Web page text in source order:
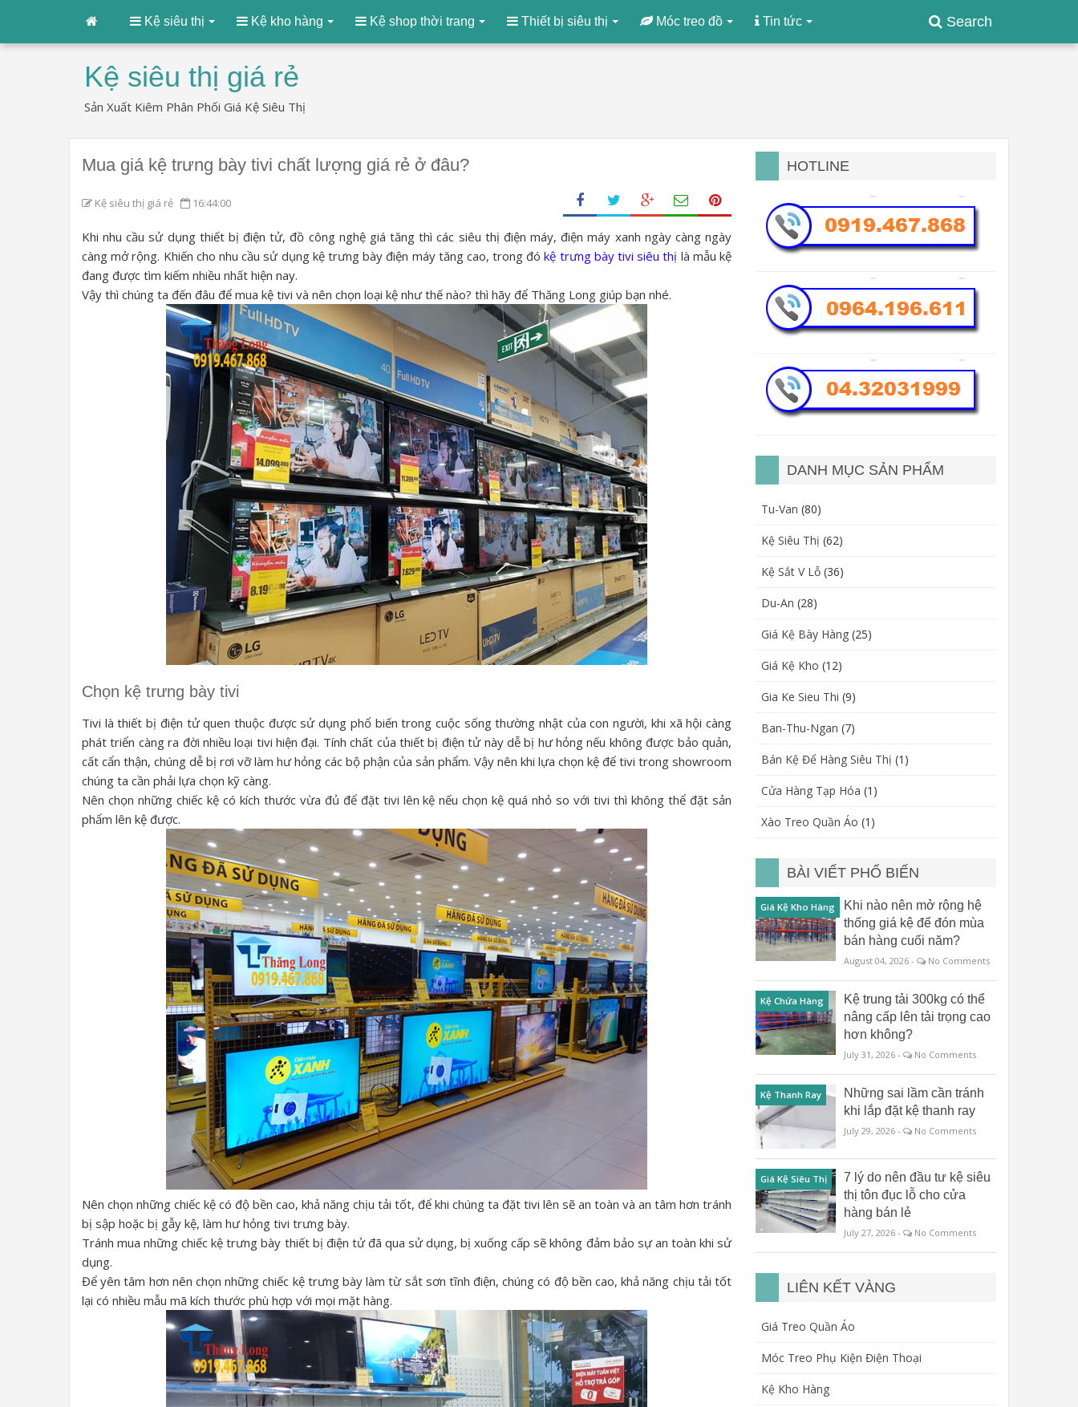
Search
Kệ siêu thị Kệ kho hàng Kệ shop thời trang Thiết bị siêu thị Móc treo đồ Tin tức
Kệ siêu thị giá rẻ
Sản Xuất Kiêm Phân Phối Giá Kệ Siêu Thị
Mua giá kệ trưng bày tivi chất lượng giá rẻ ở đâu?
Kệ siêu thị giá rẻ 16:44:00
Khi nhu cầu sử dụng thiết bị điện tử, đồ công nghệ giá tăng thì các siêu thị điện máy, điện máy xanh ngày càng ngày
càng mở rộng. Khiến cho nhu cầu sử dụng kệ trưng bày điện máy tăng cao, trong đókệ trưng bày tivi siêu thị là mẫu kệ
đang được tìm kiếm nhiều nhất hiện nay.
Vậy thì chúng ta đến đâu để mua kệ tivi và nên chọn loại kệ như thế nào? thì hãy để Thăng Long giúp bạn nhé.
Chọn kệ trưng bày tivi
Tivi là thiết bị điện tử quen thuộc được sử dụng phổ biến trong cuộc sống thường nhật của con người, khi xã hội càng
phát triển càng ra đời nhiều loại tivi hiện đại. Tính chất của thiết bị điện tử này dễ bị hư hỏng nếu không được bảo quản,
cất cẩn thận, chúng dễ bị rơi vỡ làm hư hỏng các bộ phận của sản phẩm. Vậy nên khi lựa chọn kệ để tivi trong showroom
chúng ta cần phải lựa chọn kỹ càng.
Nên chọn những chiếc kệ có kích thước vừa đủ để đặt tivi lên kệ nếu chọn kệ quá nhỏ so với tivi thì không thể đặt sản
phẩm lên kệ được.
Nên chọn những chiếc kệ có độ bền cao, khả năng chịu tải tốt, để khi chúng ta đặt tivi lên sẽ an toàn và an tâm hơn tránh
bị sập hoặc bị gẫy kệ, làm hư hỏng tivi trưng bày.
Tránh mua những chiếc kệ trưng bày thiết bị điện tử đã qua sử dụng, bị xuống cấp sẽ không đảm bảo sự an toàn khi sử
dụng.
Để yên tâm hơn nên chọn những chiếc kệ trưng bày làm từ sắt sơn tĩnh điện, chúng có độ bền cao, khả năng chịu tải tốt
lại có nhiều mẫu mã kích thước phù hợp với mọi mặt hàng.
HOTLINE
DANH MỤC SẢN PHẨM
Tu-Van (80)
Kệ Siêu Thị (62)
Kệ Sắt V Lỗ (36)
Du-An (28)
Giá Kệ Bày Hàng (25)
Giá Kệ Kho (12)
Gia Ke Sieu Thi (9)
Ban-Thu-Ngan (7)
Bán Kệ Để Hàng Siêu Thị (1)
Cửa Hàng Tạp Hóa (1)
Xào Treo Quần Áo (1)
BÀI VIẾT PHỔ BIẾN
Giá Kệ Kho Hàng
Khi nào nên mở rộng hệ
thống giá kệ để đón mùa
bán hàng cuối năm?
August 04, 2026 - No Comments
Kệ Chứa Hàng
Kệ trung tải 300kg có thể
nâng cấp lên tải trọng cao
hơn không?
July 31, 2026 - No Comments
Kệ Thanh Ray
Những sai lầm cần tránh
khi lắp đặt kệ thanh ray
July 29, 2026 - No Comments
Giá Kệ Siêu Thị
7 lý do nên đầu tư kệ siêu
thị tôn đục lỗ cho cửa
hàng bán lẻ
July 27, 2026 - No Comments
LIÊN KẾT VÀNG
Giá Treo Quần Áo
Móc Treo Phụ Kiện Điện Thoại
Kệ Kho Hàng